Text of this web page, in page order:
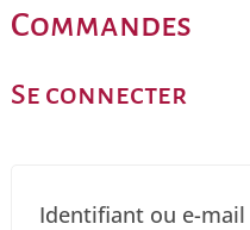
Commandes
Se connecter
Identifiant ou e-mail